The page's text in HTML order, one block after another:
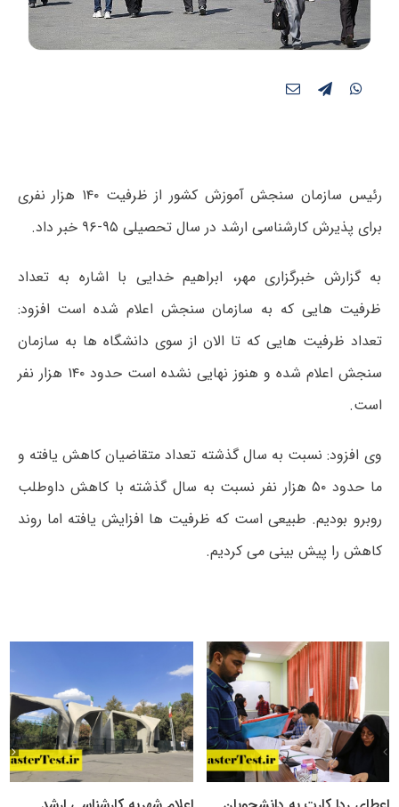
رئیس سازمان سنجش آموزش کشور از ظرفیت ۱۴۰ هزار نفری
برای پذیرش کارشناسی ارشد در سال تحصیلی ۹۵-۹۶ خبر داد.
به گزارش خبرگزاری مهر، ابراهیم خدایی با اشاره به تعداد
ظرفیت هایی که به سازمان سنجش اعلام شده است افزود:
تعداد ظرفیت هایی که تا الان از سوی دانشگاه ها به سازمان
سنجش اعلام شده و هنوز نهایی نشده است حدود ۱۴۰ هزار نفر
است.
وی افزود: نسبت به سال گذشته تعداد متقاضیان کاهش یافته و
ما حدود ۵۰ هزار نفر نسبت به سال گذشته با کاهش داوطلب
روبرو بودیم. طبیعی است که ظرفیت ها افزایش یافته اما روند
کاهش را پیش بینی می کردیم.